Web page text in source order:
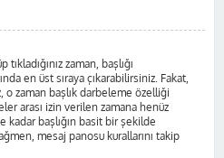
tıkladığınız zaman, başlığı
en üst sıraya çıkarabilirsiniz. Fakat,
o zaman başlık darbeleme özelliği
arası izin verilen zamana henüz
kadar başlığın basit bir şekilde
mesaj panosu kurallarını takip